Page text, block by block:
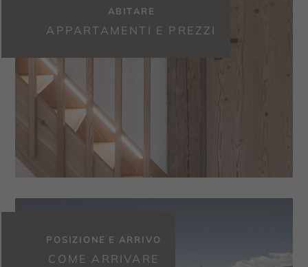
ABITARE
APPARTAMENTI E PREZZI
POSIZIONE E ARRIVO
COME ARRIVARE